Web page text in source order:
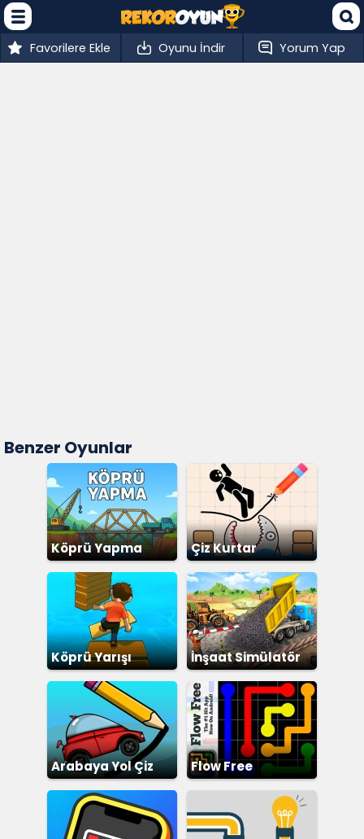
Favorilere Ekle Oyunu İndir Yorum Yap
Benzer Oyunlar
Köprü Yapma Çiz Kurtar
Köprü Yarışı İnşaat Simülatör
Arabaya Yol Çiz Flow Free